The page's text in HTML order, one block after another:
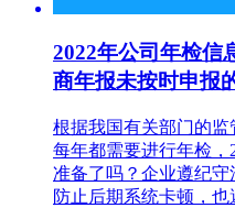
2022年公司年检信
商年报未按时申报
根据我国有关部门的
每年都需要进行年检，
准备了吗？企业遵纪
防止后期系统卡顿，